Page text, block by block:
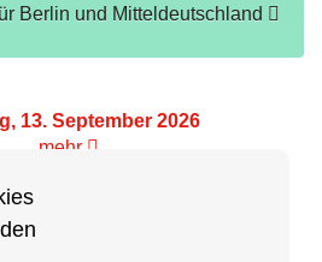
Berlin und Mitteldeutschland
13. September 2026
mehr
Breitensports